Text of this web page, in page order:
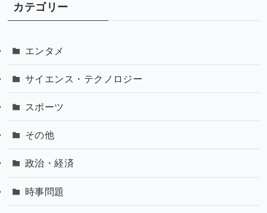
カテゴリー
エンタメ
サイエンス・テクノロジー
スポーツ
その他
政治・経済
時事問題